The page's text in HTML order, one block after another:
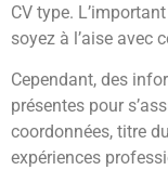
CV type.
soyez à l’aise avec
Cependant, des
présentes pour
coordonnées, titre
expériences